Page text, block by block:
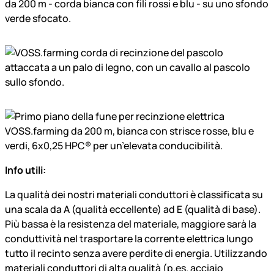
Info utili:
La qualità dei nostri materiali conduttori è classificata su
una scala da A (qualità eccellente) ad E (qualità di base).
Più bassa è la resistenza del materiale, maggiore sarà la
conduttività nel trasportare la corrente elettrica lungo
tutto il recinto senza avere perdite di energia. Utilizzando
materiali conduttori di alta qualità (p.es. acciaio